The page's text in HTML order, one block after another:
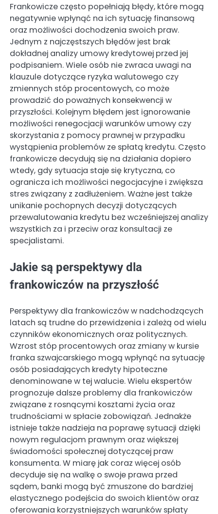
Frankowicze często popełniają błędy, które mogą
negatywnie wpłynąć na ich sytuację finansową
oraz możliwości dochodzenia swoich praw.
Jednym z najczęstszych błędów jest brak
dokładnej analizy umowy kredytowej przed jej
podpisaniem. Wiele osób nie zwraca uwagi na
klauzule dotyczące ryzyka walutowego czy
zmiennych stóp procentowych, co może
prowadzić do poważnych konsekwencji w
przyszłości. Kolejnym błędem jest ignorowanie
możliwości renegocjacji warunków umowy czy
skorzystania z pomocy prawnej w przypadku
wystąpienia problemów ze spłatą kredytu. Często
frankowicze decydują się na działania dopiero
wtedy, gdy sytuacja staje się krytyczna, co
ogranicza ich możliwości negocjacyjne i zwiększa
stres związany z zadłużeniem. Ważne jest także
unikanie pochopnych decyzji dotyczących
przewalutowania kredytu bez wcześniejszej analizy
wszystkich za i przeciw oraz konsultacji ze
specjalistami.
Jakie są perspektywy dla
frankowiczów na przyszłość
Perspektywy dla frankowiczów w nadchodzących
latach są trudne do przewidzenia i zależą od wielu
czynników ekonomicznych oraz politycznych.
Wzrost stóp procentowych oraz zmiany w kursie
franka szwajcarskiego mogą wpłynąć na sytuację
osób posiadających kredyty hipoteczne
denominowane w tej walucie. Wielu ekspertów
prognozuje dalsze problemy dla frankowiczów
związane z rosnącymi kosztami życia oraz
trudnościami w spłacie zobowiązań. Jednakże
istnieje także nadzieja na poprawę sytuacji dzięki
nowym regulacjom prawnym oraz większej
świadomości społecznej dotyczącej praw
konsumenta. W miarę jak coraz więcej osób
decyduje się na walkę o swoje prawa przed
sądem, banki mogą być zmuszone do bardziej
elastycznego podejścia do swoich klientów oraz
oferowania korzystniejszych warunków spłaty